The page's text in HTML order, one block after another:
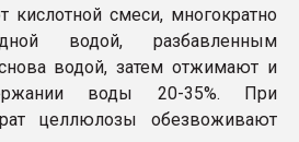
кислотной смеси, многократно
водой, разбавленным
водой, затем отжимают и
воды 20-35%. При
целлюлозы обезвоживают